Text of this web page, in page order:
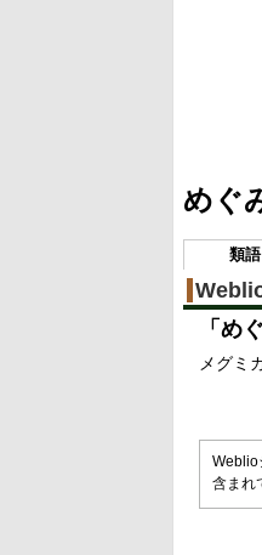
めぐ
類語
「 め
メグミ
Weblio
含まれ